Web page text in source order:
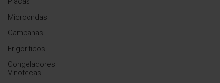
Microondas
Campanas
Frigoríficos
Congeladores
Vinotecas